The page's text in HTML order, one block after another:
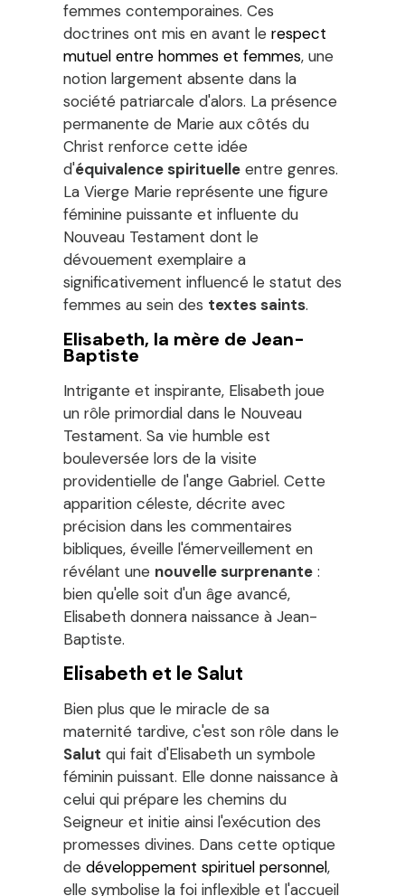
femmes contemporaines. Ces
doctrines ont mis en avant le respect
mutuel entre hommes et femmes, une
notion largement absente dans la
société patriarcale d'alors. La présence
permanente de Marie aux côtés du
Christ renforce cette idée
d'équivalence spirituelle entre genres.
La Vierge Marie représente une figure
féminine puissante et influente du
Nouveau Testament dont le
dévouement exemplaire a
significativement influencé le statut des
femmes au sein des textes saints.
Elisabeth, la mère de Jean-
Baptiste
Intrigante et inspirante, Elisabeth joue
un rôle primordial dans le Nouveau
Testament. Sa vie humble est
bouleversée lors de la visite
providentielle de l'ange Gabriel. Cette
apparition céleste, décrite avec
précision dans les commentaires
bibliques, éveille l'émerveillement en
révélant une nouvelle surprenante :
bien qu'elle soit d'un âge avancé,
Elisabeth donnera naissance à Jean-
Baptiste.
Elisabeth et le Salut
Bien plus que le miracle de sa
maternité tardive, c'est son rôle dans le
Salut qui fait d'Elisabeth un symbole
féminin puissant. Elle donne naissance à
celui qui prépare les chemins du
Seigneur et initie ainsi l'exécution des
promesses divines. Dans cette optique
de développement spirituel personnel,
elle symbolise la foi inflexible et l'accueil